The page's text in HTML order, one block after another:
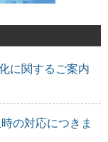
に関するご案内
の対応につきま